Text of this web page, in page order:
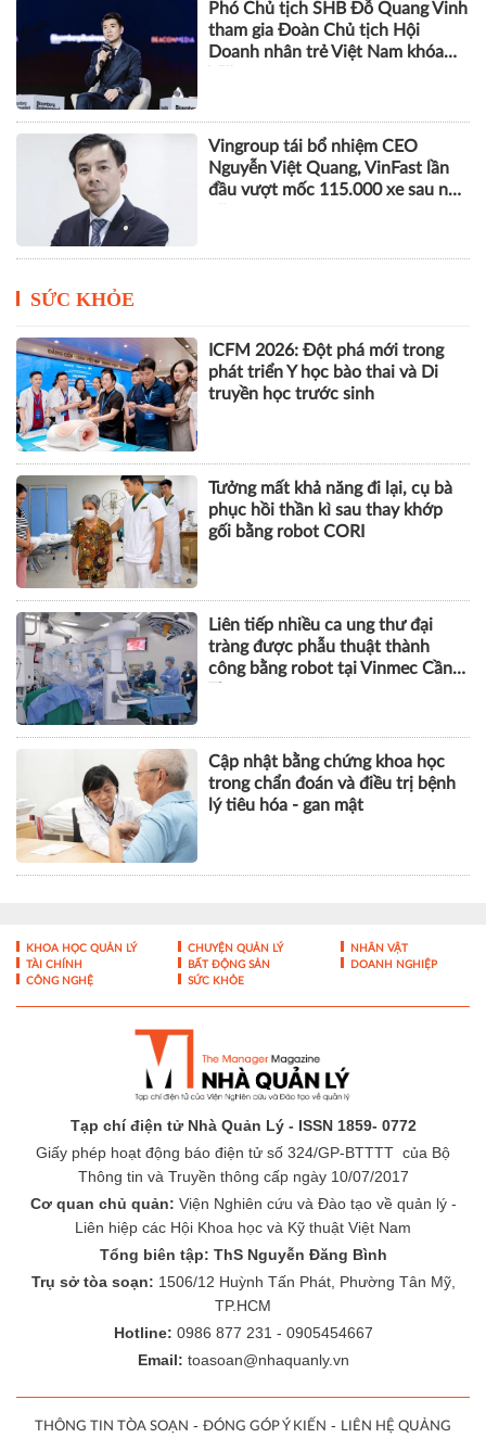
Phó Chủ tịch SHB Đỗ Quang Vinh
tham gia Đoàn Chủ tịch Hội
Doanh nhân trẻ Việt Nam khóa
Vingroup tái bổ nhiệm CEO
Nguyễn Việt Quang, VinFast lần
đầu vượt mốc 115.000 xe sau nửa
SỨC KHỎE
ICFM 2026: Đột phá mới trong
phát triển Y học bào thai và Di
truyền học trước sinh
Tưởng mất khả năng đi lại, cụ bà
phục hồi thần kì sau thay khớp
gối bằng robot CORI
Liên tiếp nhiều ca ung thư đại
tràng được phẫu thuật thành
công bằng robot tại Vinmec Cần
Cập nhật bằng chứng khoa học
trong chẩn đoán và điều trị bệnh
lý tiêu hóa - gan mật
KHOA HỌC QUẢN LÝ CHUYỆN QUẢN LÝ
NHÂN VẬT
TÀI CHÍNH
BẤT ĐỘNG SẢN
DOANH NGHIỆP
CÔNG NGHỆ
SỨC KHỎE
Tạp chí điện tử Nhà Quản Lý - ISSN 1859- 0772
Giấy phép hoạt động báo điện tử số 324/GP-BTTTT của Bộ
Thông tin và Truyền thông cấp ngày 10/07/2017
Cơ quan chủ quản: Viện Nghiên cứu và Đào tạo về quản lý -
Liên hiệp các Hội Khoa học và Kỹ thuật Việt Nam
Tổng biên tập: ThS Nguyễn Đăng Bình
Trụ sở tòa soạn: 1506/12 Huỳnh Tấn Phát, Phường Tân Mỹ,
TP.HCM
Hotline: 0986 877 231 - 0905454667
Email: toasoan@nhaquanly.vn
THÔNG TIN TÒA SOẠN - ĐÓNG GÓP Ý KIẾN - LIÊN HỆ QUẢNG